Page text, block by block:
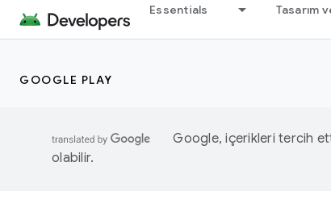
Essentials Tasarım
GOOGLE PLAY
Google, içerikleri tercih
olabilir.